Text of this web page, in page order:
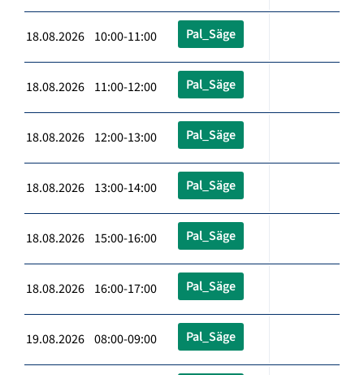
18.08.2026 10:00-11:00 Pal_Säge
18.08.2026 11:00-12:00 Pal_Säge
18.08.2026 12:00-13:00 Pal_Säge
18.08.2026 13:00-14:00 Pal_Säge
18.08.2026 15:00-16:00 Pal_Säge
18.08.2026 16:00-17:00 Pal_Säge
19.08.2026 08:00-09:00 Pal_Säge